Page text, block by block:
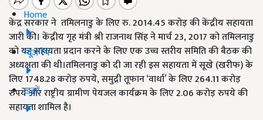
Home
न्यूज़ रैप
खबरें
केंद्र सरकार ने तमिलनाडु के लिए रु. 2014.45 करोड़ की केंद्रीय सहायता
जारी की। केंद्रीय गृह मंत्री श्री राजनाथ सिंह ने मार्च 23, 2017 को तमिलनाडु
को यह सहायता प्रदान करने के लिए एक उच्च स्तरीय समिति की बैठक की
अध्यक्षता की थी।तमिलनाडु को दी जा रही इस सहायता में सूखे (खरीफ) के
लिए 1748.28 करोड़ रुपये, समुद्री तूफान ‘वार्धा’ के लिए 264.11 करोड़
रुपये और राष्ट्रीय ग्रामीण पेयजल कार्यक्रम के लिए 2.06 करोड़ रुपये की
सहायता शामिल है।